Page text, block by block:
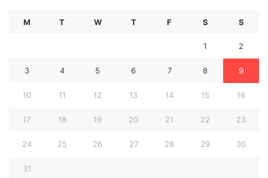
M T W T F S S
1 2
3 4 5 6 7 8 9
10 11 12 13 14 15 16
17 18 19 20 21 22 23
24 25 26 27 28 29 30
31